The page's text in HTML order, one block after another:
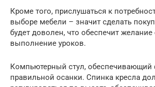
Кроме того, прислушаться к
выборе мебели – значит сделать
будет доволен, что обеспечит желание
выполнение уроков.
Компьютерный стул,
правильной осанки. Спинка кресла